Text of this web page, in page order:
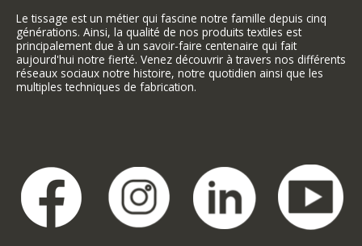
Le tissage est un métier qui fascine notre famille depuis cinq
générations. Ainsi, la qualité de nos produits textiles est
principalement due à un savoir-faire centenaire qui fait
aujourd'hui notre fierté. Venez découvrir à travers nos différents
réseaux sociaux notre histoire, notre quotidien ainsi que les
multiples techniques de fabrication.